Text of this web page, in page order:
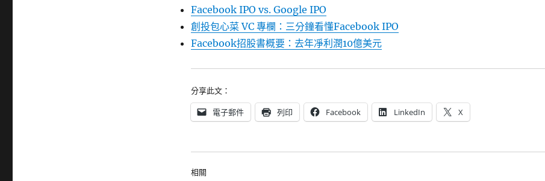
Facebook IPO vs. Google IPO
創投包心菜 VC 專欄：三分鐘看懂Facebook IPO
Facebook招股書概要：去年凈利潤10億美元
分享此文：
電子郵件 列印 Facebook LinkedIn X
相關